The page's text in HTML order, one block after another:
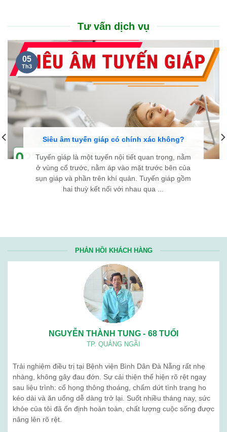
Tư vấn dịch vụ
Siêu âm tuyến giáp có chính xác không?
Tuyến giáp là một tuyến nội tiết quan trọng, nằm
ở vùng cổ trước, nằm áp vào mặt trước bên của
sụn giáp và phần trên khí quản. Tuyến giáp gồm
hai thuỳ kết nối với nhau qua ...
05
Th3
PHẢN HỒI KHÁCH HÀNG
NGUYỄN THÀNH TUNG - 68 TUỔI
TP. QUẢNG NGÃI
Trải nghiệm điều trị tại Bệnh viện Bình Dân Đà Nẵng rất nhẹ
nhàng, không gây đau đớn. Sự cải thiện thể hiện rõ rệt ngay
sau liệu trình: cổ họng thông thoáng, chấm dứt tình trạng ho
kéo dài và ăn uống dễ dàng trở lại. Suốt nhiều tháng nay, sức
khỏe của tôi đã ổn định hoàn toàn, chất lượng cuộc sống được
nâng lên rõ rệt.